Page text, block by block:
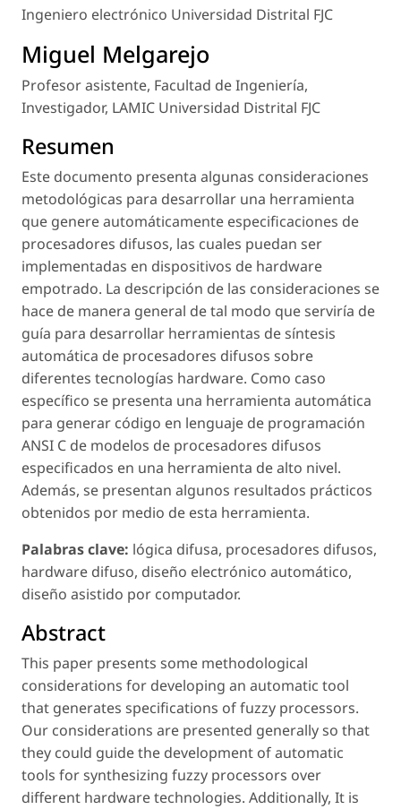
Ingeniero electrónico Universidad Distrital FJC
Miguel Melgarejo
Profesor asistente, Facultad de Ingeniería,
Investigador, LAMIC Universidad Distrital FJC
Resumen
Este documento presenta algunas consideraciones
metodológicas para desarrollar una herramienta
que genere automáticamente especificaciones de
procesadores difusos, las cuales puedan ser
implementadas en dispositivos de hardware
empotrado. La descripción de las consideraciones se
hace de manera general de tal modo que serviría de
guía para desarrollar herramientas de síntesis
automática de procesadores difusos sobre
diferentes tecnologías hardware. Como caso
específico se presenta una herramienta automática
para generar código en lenguaje de programación
ANSI C de modelos de procesadores difusos
especificados en una herramienta de alto nivel.
Además, se presentan algunos resultados prácticos
obtenidos por medio de esta herramienta.
Palabras clave: lógica difusa, procesadores difusos,
hardware difuso, diseño electrónico automático,
diseño asistido por computador.
Abstract
This paper presents some methodological
considerations for developing an automatic tool
that generates specifications of fuzzy processors.
Our considerations are presented generally so that
they could guide the development of automatic
tools for synthesizing fuzzy processors over
different hardware technologies. Additionally, It is